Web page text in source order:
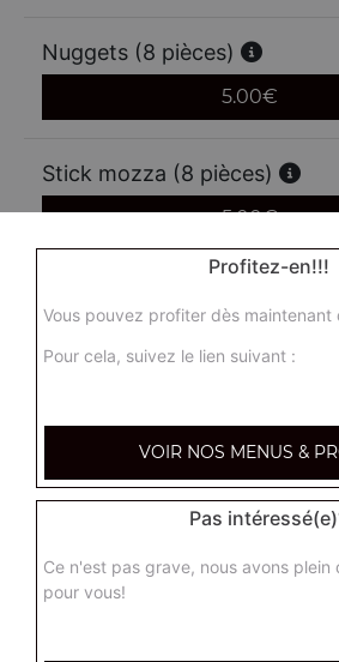
Nuggets (8 pièces)
5.00€
Stick mozza (8 pièces)
5.00€
Profitez-en!!!
Vous pouvez profiter dès maintenant
Pour cela, suivez le lien suivant :
VOIR NOS MENUS &
Pas
Ce n'est pas grave, nous avons
pour vous!